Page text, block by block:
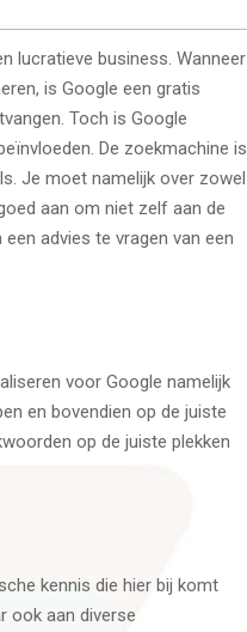
lucratieve business. Wanneer
is Google een gratis
Toch is Google
De zoekmachine is
Je moet namelijk over zowel
aan om niet zelf aan de
advies te vragen van een
voor Google namelijk
en bovendien op de juiste
op de juiste plekken
kennis die hier bij komt
ook aan diverse